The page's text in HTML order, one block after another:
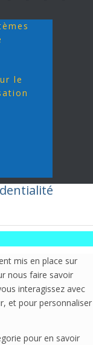
le
mis en place sur
nous faire savoir
interagissez avec
et pour personnaliser
pour en savoir